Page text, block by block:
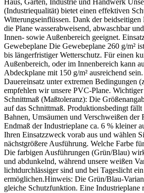
Haus, Garten, Industrie und Handwerk
(Industriequalität) bietet einen effektiven
Witterungseinflüssen. Dank der
die Plane wasserabweisend, abwaschbar
Innen- sowie Außenbereich geeignet.
Gewebeplane Die Gewebeplane 260 g/m²
bis längerfristiger Wetterschutz. Für einen
Außenbereich, oder im Innenbereich kann
Abdeckplane mit 150 g/m² ausreichend
Dauereinsatz unter extremen Bedingungen
empfehlen wir unsere PVC-Plane.
Schnittmaß (Maßtoleranz): Die
auf das Schnittmaß. Produktionsbedingt
Bahnen, Umsäumen und Verschweißen der
Endmaß der Industrieplane ca. 6 % kleiner
Ihren Einsatzzweck vorab aus und wählen
nächstgrößere Ausführung. Welche Farbe
Die farbigen Ausführungen (Grün/Blau)
und abdunkelnd, während unsere weißen
lichtdurchlässiger sind und bei Tageslicht
ermöglichen.Hinweis: Die Grün/Blau-
gleiche Schutzfunktion. Eine Industrieplane